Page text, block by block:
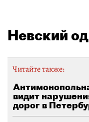
Невский
Читайте также:
видит
дорог в